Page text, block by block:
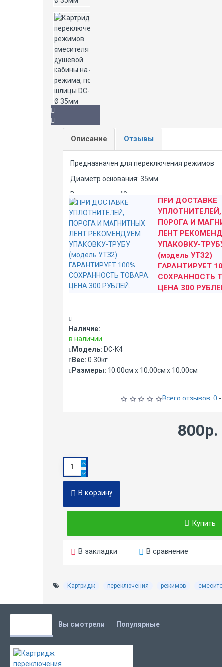
Описание Отзывы
Предназначен для переключения режимов
Диаметр основания: 35мм
Высота штока: 40мм
Высота бочонка: 29мм
Высота самого картриджа: 73мм
Под шлицы
Корпус: из износостойкого пластика
Шток: латунь
Рабочие диски: керамические
ПРИ ДОСТАВКЕ
УПЛОТНИТЕЛЕЙ,
ПОРОГА И
ЛЕНТ
УПАКОВКУ-
(модель УТЗ2)
ГАРАНТИРУЕТ
СОХРАННОСТЬ
ЦЕНА 300
Наличие:
в наличии
Модель: DC-K4
Вес: 0.30кг
Размеры: 10.00см x 10.00см x 10.00см
Всего отзывов: 0 -
800р.
В корзину
Купить
В закладки В сравнение
Картридж переключения режимов
Вы смотрели Популярные